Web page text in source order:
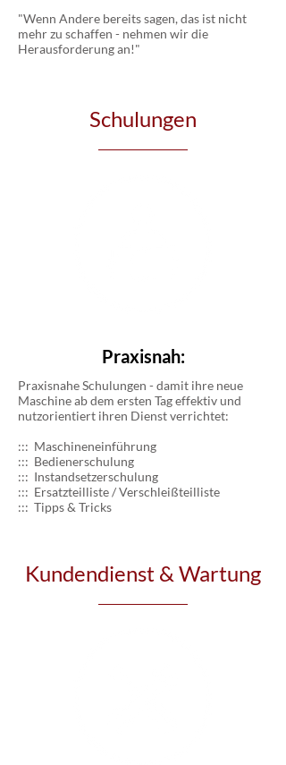
"Wenn Andere bereits sagen, das ist nicht
mehr zu schaffen - nehmen wir die
Herausforderung an!"
Schulungen
Praxisnah:
Praxisnahe Schulungen - damit ihre neue
Maschine ab dem ersten Tag effektiv und
nutzorientiert ihren Dienst verrichtet:
::: Maschineneinführung
::: Bedienerschulung
::: Instandsetzerschulung
::: Ersatzteilliste / Verschleißteilliste
::: Tipps & Tricks
Kundendienst & Wartung